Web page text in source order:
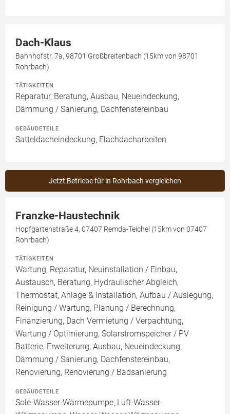
Dach-Klaus
Bahnhofstr. 7a, 98701 Großbreitenbach (15km von 98701
Rohrbach)
TÄTIGKEITEN
Reparatur, Beratung, Ausbau, Neueindeckung,
Dämmung / Sanierung, Dachfenstereinbau
GEBÄUDETEILE
Satteldacheindeckung, Flachdacharbeiten
Jetzt Betriebe für in Rohrbach vergleichen
Franzke-Haustechnik
Hopfgartenstraße 4, 07407 Remda-Teichel (15km von 07407
Rohrbach)
TÄTIGKEITEN
Wartung, Reparatur, Neuinstallation / Einbau,
Austausch, Beratung, Hydraulischer Abgleich,
Thermostat, Anlage & Installation, Aufbau / Auslegung,
Reinigung / Wartung, Planung / Berechnung,
Finanzierung, Dach Vermietung / Verpachtung,
Wartung / Optimierung, Solarstromspeicher / PV
Batterie, Erweiterung, Ausbau, Neueindeckung,
Dämmung / Sanierung, Dachfenstereinbau,
Renovierung, Renovierung / Badsanierung
GEBÄUDETEILE
Sole-Wasser-Wärmepumpe, Luft-Wasser-